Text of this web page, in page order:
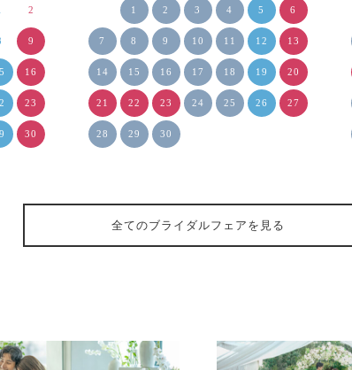
2
9
16
23
30
1 2 3 4 5 6
7 8 9 10 11 12 13
14 15 16 17 18 19 20
21 22 23 24 25 26 27
28 29 30
全てのブライダルフェアを見る